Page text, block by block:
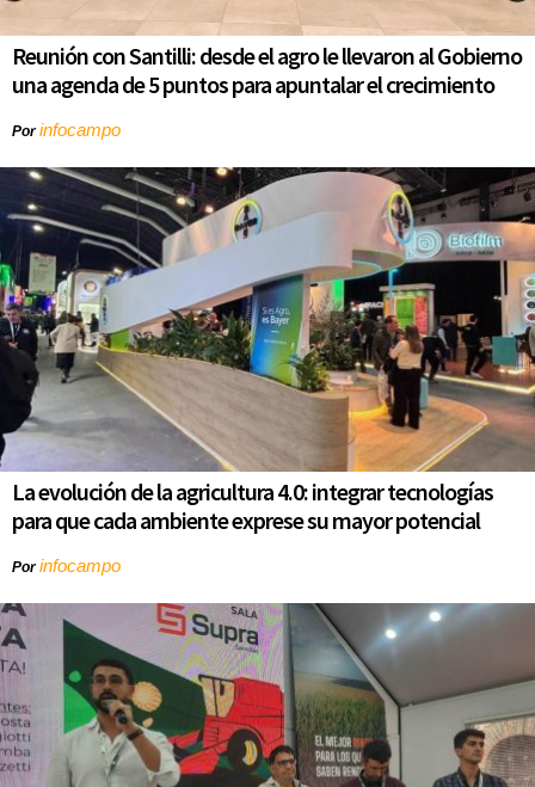
Reunión con Santilli: desde el agro le llevaron al Gobierno
una agenda de 5 puntos para apuntalar el crecimiento
Porinfocampo
La evolución de la agricultura 4.0: integrar tecnologías
para que cada ambiente exprese su mayor potencial
Porinfocampo